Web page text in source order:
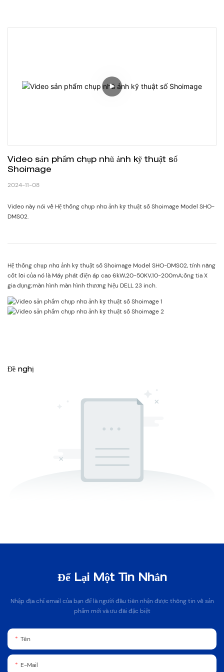
Video sản phẩm chụp nhũ ảnh kỹ thuật số
Shoimage
2024-11-08
Video này nói về Hệ thống chụp nhũ ảnh kỹ thuật số Shoimage Model SHO-
DMS02.
Hệ thống chụp nhũ ảnh kỹ thuật số Shoimage Model SHO-DMS02, tính năng
cốt lõi của nó là Máy phát điện áp cao 6kW,20-50KV,10-200mA;ống tia X
gia dụng;màn hình màn hình thương hiệu DELL 23 inch.
Đề nghị
Để Lại Một Tin Nhắn
Nhập địa chỉ email của bạn để là người đầu tiên nhận được thông tin về sản
phẩm mới và ưu đãi đặc biệt
Tên
E-Mail